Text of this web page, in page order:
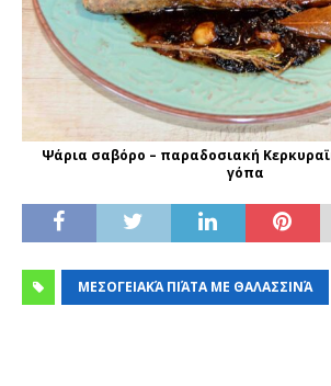
Ψάρια σαβόρο – παραδοσιακή
γόπα
ΜΕΣΟΓΕΙΑΚΆ ΠΙΆΤΑ ΜΕ ΘΑΛΑΣΣΙΝΆ